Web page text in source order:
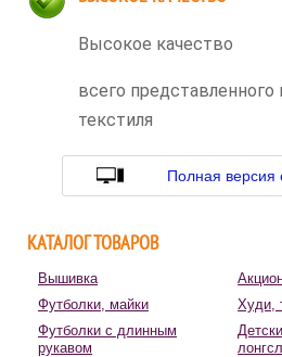
Высокое качество
всего представленного
текстиля
Полная версия
КАТАЛОГ ТОВАРОВ
Вышивка
Футболки, майки
Худи,
Футболки с длинным
рукавом